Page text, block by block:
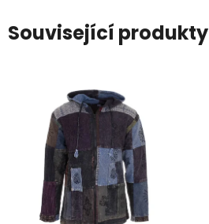
Související produkty